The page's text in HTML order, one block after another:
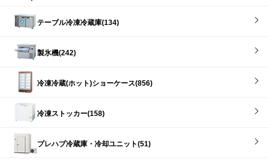
テーブル冷凍冷蔵庫(134)
製氷機(242)
冷凍冷蔵(ホット)ショーケース(856)
冷凍ストッカー(158)
プレハブ冷蔵庫・冷却ユニット(51)